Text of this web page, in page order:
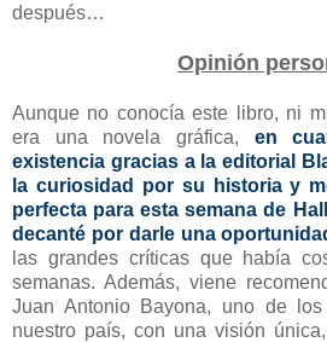
después…
Opinión
Aunque no conocía este libro, ni
era una novela gráfica, en
existencia gracias a la editorial
la curiosidad por su historia y
perfecta para esta semana de
decanté por darle una
las grandes críticas que había
semanas. Además, viene
Juan Antonio Bayona, uno de
nuestro país, con una visión